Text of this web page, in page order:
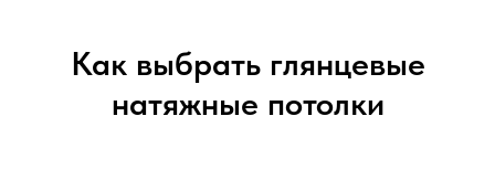
Как выбрать глянцевые
натяжные потолки